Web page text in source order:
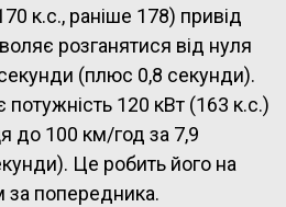
к.с., раніше 178) привід
розганятися від нуля
(плюс 0,8 секунди).
120 кВт (163 к.с.)
до 100 км/год за 7,9
Це робить його на
за попередника.